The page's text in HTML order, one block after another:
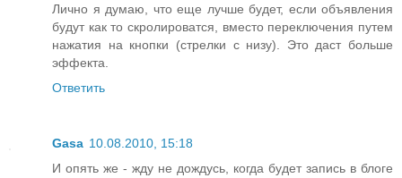
Лично я думаю, что еще лучше будет, если объявления
будут как то скролироватся, вместо переключения путем
нажатия на кнопки (стрелки с низу). Это даст больше
эффекта.
Ответить
Gasa 10.08.2010, 15:18
И опять же - жду не дождусь, когда будет запись в блоге